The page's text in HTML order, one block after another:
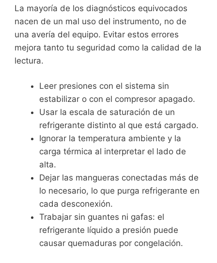
La mayoría de los diagnósticos equivocados
nacen de un mal uso del instrumento, no de
una avería del equipo. Evitar estos errores
mejora tanto tu seguridad como la calidad de la
lectura.
Leer presiones con el sistema sin
estabilizar o con el compresor apagado.
Usar la escala de saturación de un
refrigerante distinto al que está cargado.
Ignorar la temperatura ambiente y la
carga térmica al interpretar el lado de
alta.
Dejar las mangueras conectadas más de
lo necesario, lo que purga refrigerante en
cada desconexión.
Trabajar sin guantes ni gafas: el
refrigerante líquido a presión puede
causar quemaduras por congelación.